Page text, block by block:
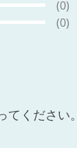
(0)
(0)
てください。